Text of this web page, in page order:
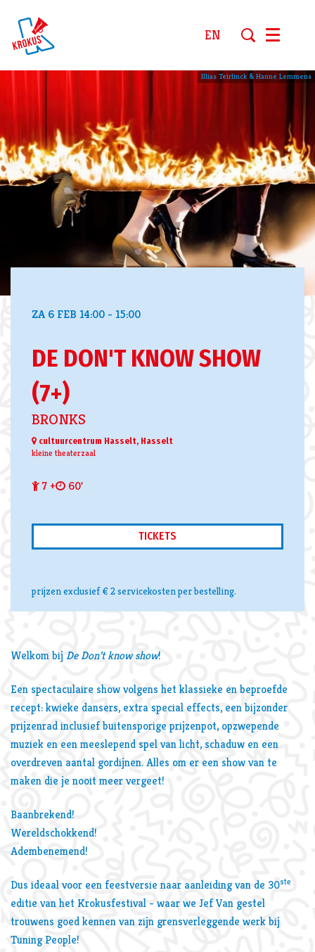
EN Menu
Illias Teirlinck & Hanne Lemmens
DE DON'T KNOW SHOW
(7+)
BRONKS
ZA 6 FEB 14:00 - 15:00
cultuurcentrum Hasselt, Hasselt
kleine theaterzaal
7 + 60'
TICKETS
prijzen exclusief € 2 servicekosten per bestelling.
Welkom bij De Don’t know show!
Een spectaculaire show volgens het klassieke en beproefde
recept: kwieke dansers, extra special effects, een bijzonder
prijzenrad inclusief buitensporige prijzenpot, opzwepende
muziek en een meeslepend spel van licht, schaduw en een
overdreven aantal gordijnen. Alles om er een show van te
maken die je nooit meer vergeet!
Baanbrekend!
Wereldschokkend!
Adembenemend!
Dus ideaal voor een feestversie naar aanleiding van de 30ste
editie van het Krokusfestival - waar we Jef Van gestel
trouwens goed kennen van zijn grensverleggende werk bij
Tuning People!